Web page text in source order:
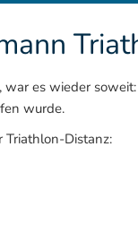
es wieder
wurde.
Triathlon-Distanz: